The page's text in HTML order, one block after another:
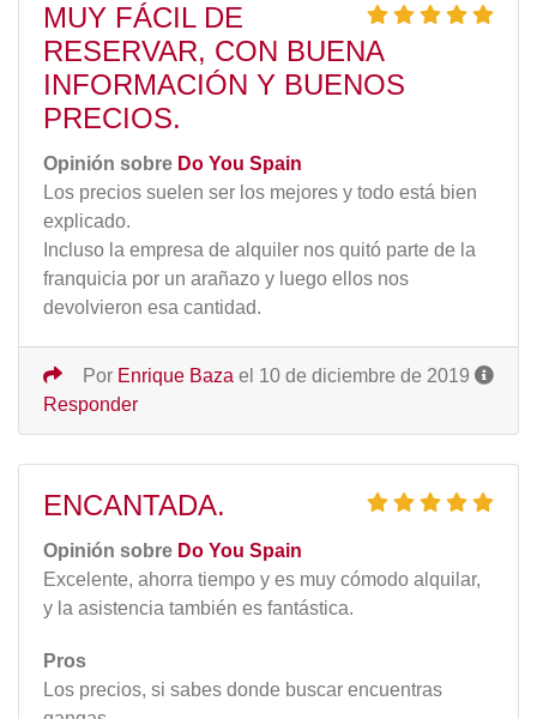
MUY FÁCIL DE
RESERVAR, CON BUENA
INFORMACIÓN Y BUENOS
PRECIOS.
Opinión sobre Do You Spain
Los precios suelen ser los mejores y todo está bien
explicado.
Incluso la empresa de alquiler nos quitó parte de la
franquicia por un arañazo y luego ellos nos
devolvieron esa cantidad.
Por Enrique Baza el 10 de diciembre de 2019
Responder
ENCANTADA.
Opinión sobre Do You Spain
Excelente, ahorra tiempo y es muy cómodo alquilar,
y la asistencia también es fantástica.
Pros
Los precios, si sabes donde buscar encuentras